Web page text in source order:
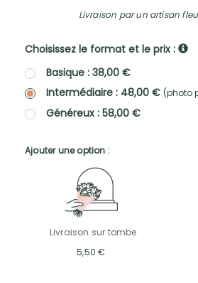
Livraison par un artisan
Choisissez le format et le prix :
Basique : 38,00 €
Intermédiaire : 48,00 € (photo
Généreux : 58,00 €
Ajouter une option :
Livraison sur tombe
5,50 €